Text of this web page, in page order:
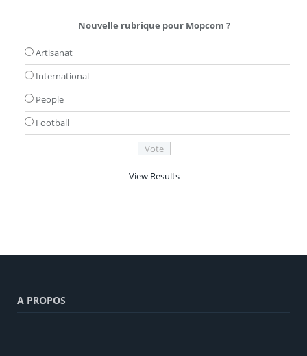
Nouvelle rubrique pour Mopcom ?
Artisanat
International
People
Football
View Results
A PROPOS